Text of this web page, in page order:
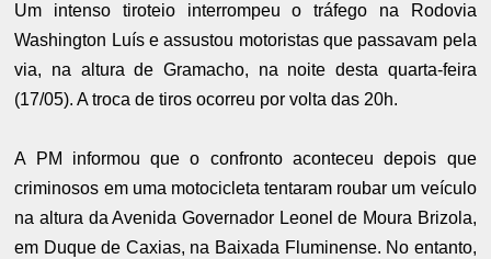
Um intenso tiroteio interrompeu o tráfego na Rodovia
Washington Luís e assustou motoristas que passavam pela
via, na altura de Gramacho, na noite desta quarta-feira
(17/05). A troca de tiros ocorreu por volta das 20h.
A PM informou que o confronto aconteceu depois que
criminosos em uma motocicleta tentaram roubar um veículo
na altura da Avenida Governador Leonel de Moura Brizola,
em Duque de Caxias, na Baixada Fluminense. No entanto,